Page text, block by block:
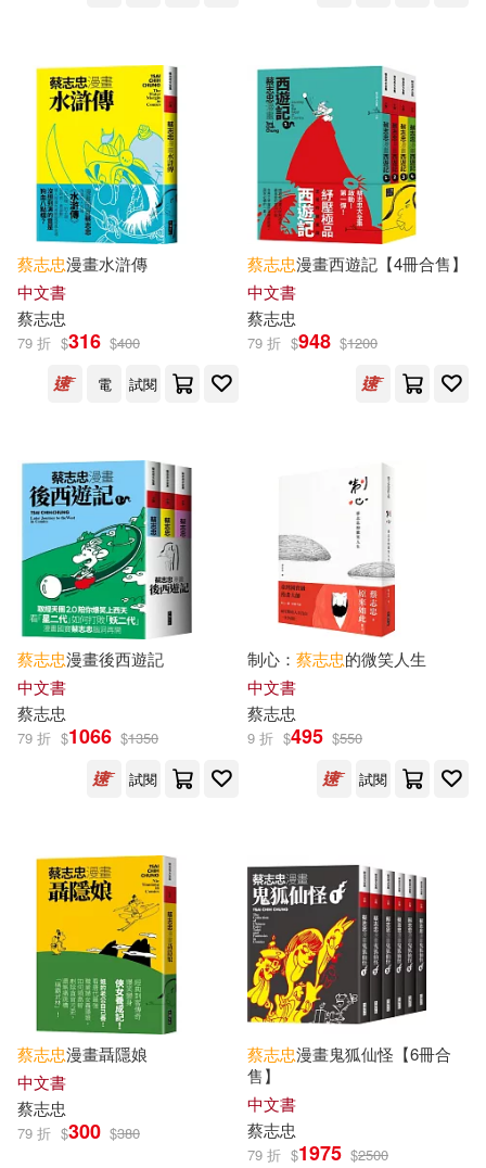
蔡志忠漫畫水滸傳
中文書
蔡志忠
79 折 $316 $400
電
試閱
蔡志忠漫畫西遊記【4冊合售】
中文書
蔡志忠
79 折 $948 $1200
蔡志忠漫畫後西遊記
中文書
蔡志忠
79 折 $1066 $1350
試閱
制心： 蔡志忠的微笑人生
中文書
蔡志忠
9 折 $495 $550
試閱
蔡志忠漫畫聶隱娘
中文書
蔡志忠
79 折 $300 $380
蔡志忠漫畫鬼狐仙怪【6冊合
售】
中文書
蔡志忠
79 折 $1975 $2500